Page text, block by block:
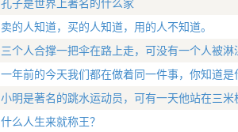
孔子是世界上著名的什么家
卖的人知道，买的人知道，用的人不知道。
三个人合撑一把伞在路上走，可没有一个人被淋
一年前的今天我们都在做着同一件事，你知道是
小明是著名的跳水运动员，可有一天他站在三
什么人生来就称王？